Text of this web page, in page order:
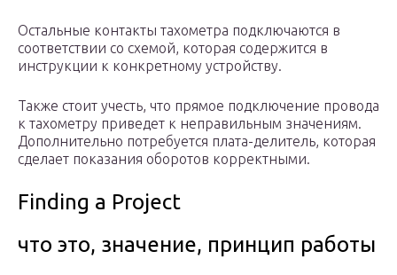
Остальные контакты тахометра подключаются в
соответствии со схемой, которая содержится в
инструкции к конкретному устройству.
Также стоит учесть, что прямое подключение провода
к тахометру приведет к неправильным значениям.
Дополнительно потребуется плата-делитель, которая
сделает показания оборотов корректными.
Finding a Project
что это, значение, принцип работы